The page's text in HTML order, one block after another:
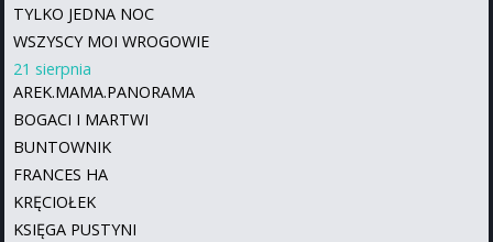
TYLKO JEDNA NOC
WSZYSCY MOI WROGOWIE
21 sierpnia
AREK.MAMA.PANORAMA
BOGACI I MARTWI
BUNTOWNIK
FRANCES HA
KRĘCIOŁEK
KSIĘGA PUSTYNI